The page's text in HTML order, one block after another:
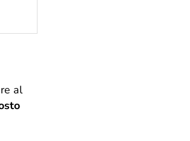
al